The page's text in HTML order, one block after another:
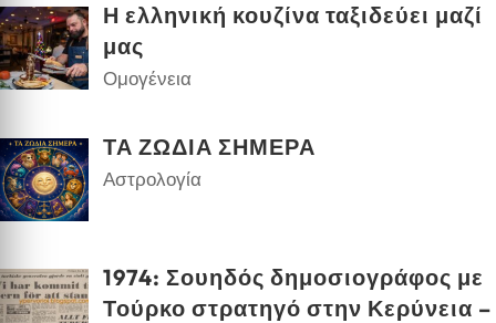
Η ελληνική κουζίνα ταξιδεύει μαζί
μας
Ομογένεια
ΤΑ ΖΩΔΙΑ ΣΗΜΕΡΑ
Αστρολογία
1974: Σουηδός δημοσιογράφος με
Τούρκο στρατηγό στην Κερύνεια –